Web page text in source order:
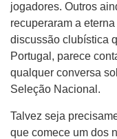
jogadores. Outros
recuperaram a eterna
discussão clubística
Portugal, parece
qualquer conversa
Seleção Nacional.
Talvez seja
que comece um dos